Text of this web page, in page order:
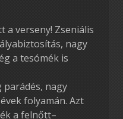
a verseny! Zseniális
nagy
a tesómék is
nagy
folyamán. Azt
a felnőtt–